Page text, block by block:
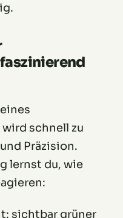
schnell zu
Präzision.
lernst du, wie
sichtbar grüner